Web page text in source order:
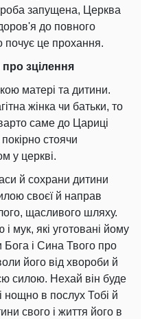
запущена, Церква
до повного
почує це прохання.
зцілення
матері та дитини.
жінка чи батьки, то
саме до Цариці
стоячи
у церкві.
й сохрани дитини
своєї й направ
щасливого шляху.
мук, які уготовані йому
Бога і Сина Твого про
його від хвороби й
силою. Нехай він буде
нощно в послух Тобі й
свого і життя його в